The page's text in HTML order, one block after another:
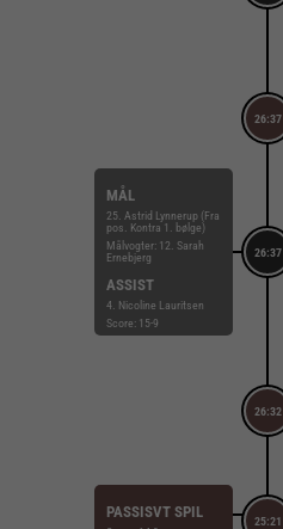
26:37
26:37
MÅL
25. Astrid Lynnerup (Fra
pos. Kontra 1. bølge)
Målvogter: 12. Sarah
Ernebjerg
ASSIST
4. Nicoline Lauritsen
Score: 15-9
26:32
25:21
PASSISVT SPIL